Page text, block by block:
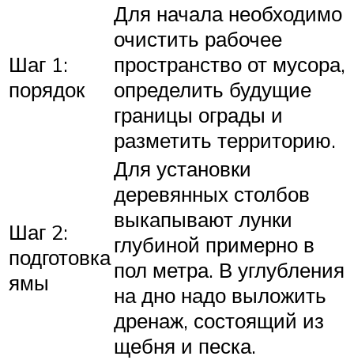
Шаг 1:
порядок
Для начала необходимо
очистить рабочее
пространство от мусора,
определить будущие
границы ограды и
разметить территорию.
Шаг 2:
подготовка
ямы
Для установки
деревянных столбов
выкапывают лунки
глубиной примерно в
пол метра. В углубления
на дно надо выложить
дренаж, состоящий из
щебня и песка.